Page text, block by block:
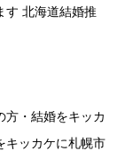
す 北海道結婚推
・結婚をキッカ
キッカケに札幌市